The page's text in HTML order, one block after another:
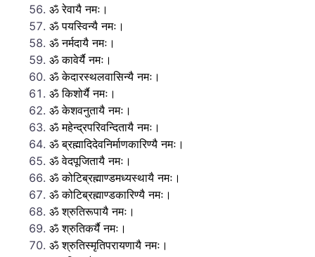
ॐ रेवायै नमः।
ॐ पयस्विन्यै नमः।
ॐ नर्मदायै नमः।
ॐ कावेर्यै नमः।
ॐ केदारस्थलवासिन्यै नमः।
ॐ किशोर्यै नमः।
ॐ केशवनुतायै नमः।
ॐ महेन्द्रपरिवन्दितायै नमः।
ॐ ब्रह्मादिदेवनिर्माणकारिण्यै नमः।
ॐ वेदपूजितायै नमः।
ॐ कोटिब्रह्माण्डमध्यस्थायै नमः।
ॐ कोटिब्रह्माण्डकारिण्यै नमः।
ॐ श्रुतिरूपायै नमः।
ॐ श्रुतिकर्यै नमः।
ॐ श्रुतिस्मृतिपरायणायै नमः।